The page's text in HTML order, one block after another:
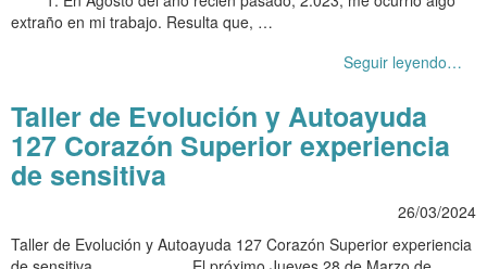
extraño en mi trabajo. Resulta que, …
Seguir leyendo…
Taller de Evolución y Autoayuda
127 Corazón Superior experiencia
de sensitiva
26/03/2024
Taller de Evolución y Autoayuda 127 Corazón Superior experiencia